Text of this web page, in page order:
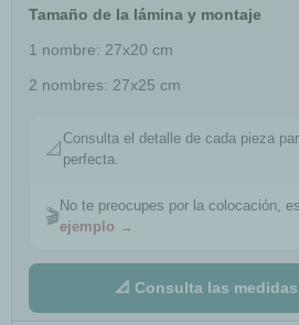
Tamaño de la lámina y montaje
1 nombre: 27x20 cm
2 nombres: 27x25 cm
📐
Consulta el detalle de cada pieza
perfecta.
🎬
No te preocupes por la colocación,
ejemplo →
📐 Consulta las